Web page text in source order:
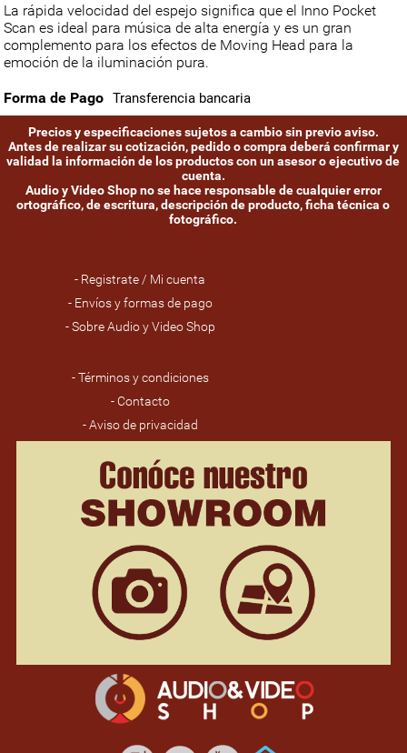
La rápida velocidad del espejo significa que el Inno Pocket
Scan es ideal para música de alta energía y es un gran
complemento para los efectos de Moving Head para la
emoción de la iluminación pura.
Forma de Pago Transferencia bancaria
Precios y especificaciones sujetos a cambio sin previo aviso.
Antes de realizar su cotización, pedido o compra deberá confirmar y
validad la información de los productos con un asesor o ejecutivo de
cuenta.
Audio y Video Shop no se hace responsable de cualquier error
ortográfico, de escritura, descripción de producto, ficha técnica o
fotográfico.
- Registrate / Mi cuenta
- Envíos y formas de pago
- Sobre Audio y Video Shop
- Términos y condiciones
- Contacto
- Aviso de privacidad